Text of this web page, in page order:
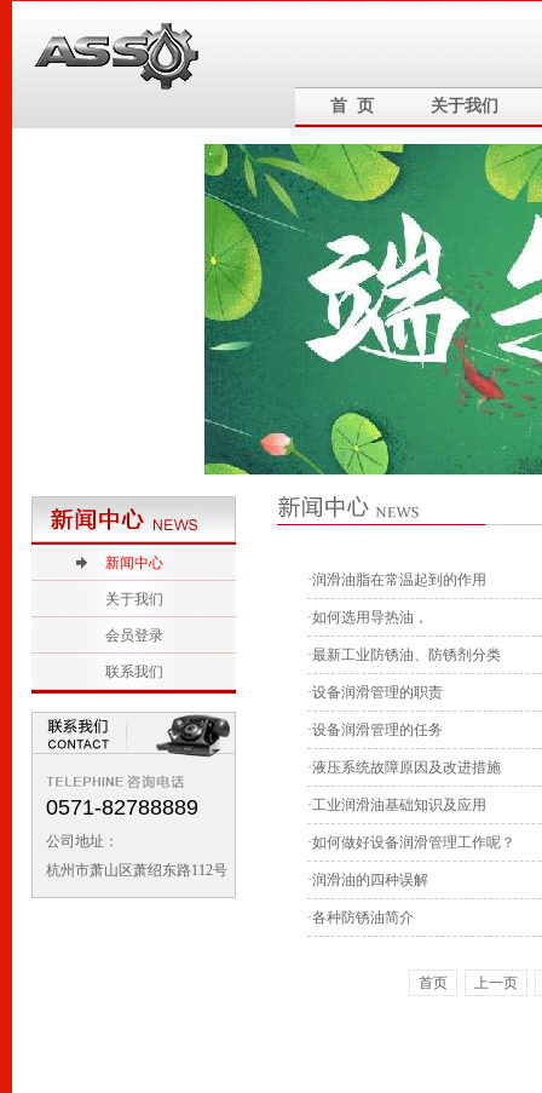
首 页 关于我们
5
3
新闻中心
关于我们
会员登录
联系我们
0571-82788889
公司地址：
杭州市萧山区萧绍东路112号
·润滑油脂在常温起到的作用
·如何选用导热油，
·最新工业防锈油、防锈剂分类
·设备润滑管理的职责
·设备润滑管理的任务
·液压系统故障原因及改进措施
·工业润滑油基础知识及应用
·如何做好设备润滑管理工作呢？
·润滑油的四种误解
·各种防锈油简介
首页 上一页